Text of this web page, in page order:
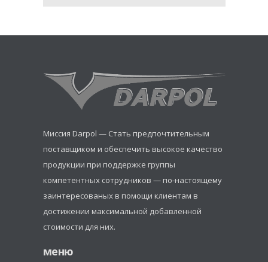
Миссия Darpol — Стать предпочтительным
поставщиком и обеспечить высокое качество
продукции при поддержке группы
компетентных сотрудников — по-настоящему
заинтересованых в помощи клиентам в
достижении максимальной добавленной
стоимости для них.
меню